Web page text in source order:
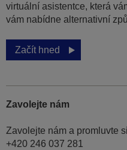
virtuální asistentce, která
vám nabídne alternativní
Začít hned
Zavolejte nám
Zavolejte nám a promluvte
+420 246 037 281